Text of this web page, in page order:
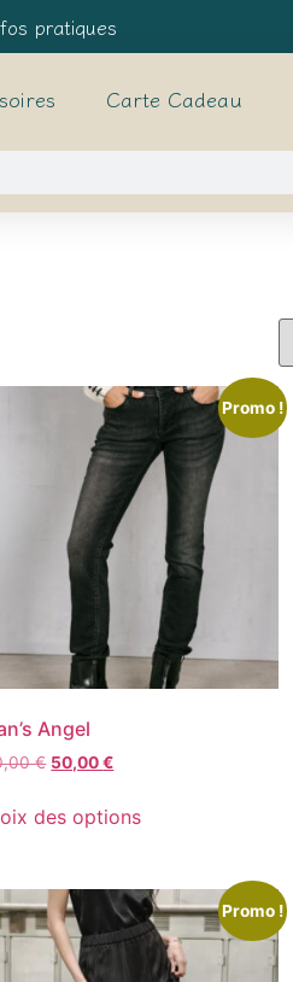
pratiques
Carte Cadeau
Promo !
Angel
€ 50,00€
des options
Promo !